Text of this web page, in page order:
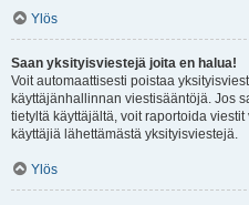
Ylös
Saan yksityisviestejä joita en halua!
Voit automaattisesti poistaa
käyttäjänhallinnan viestisääntöjä. Jos
tietyltä käyttäjältä, voit raportoida
käyttäjiä lähettämästä yksityisviestejä.
Ylös